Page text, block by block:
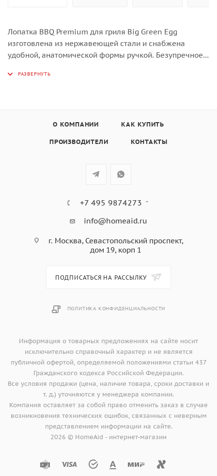
Лопатка BBQ Premium для гриля Big Green Egg
изготовлена из нержавеющей стали и снабжена
удобной, анатомической формы ручкой. Безупречное
повара.
продуктов в «Big Green Egg». Лопатка изготовлена из
О КОМПАНИИ КАК КУПИТЬ
ПРОИЗВОДИТЕЛИ КОНТАКТЫ
+7 495 9874273
info@homeaid.ru
г. Москва, Севастопольский проспект,
дом 19, корп 1
ПОДПИСАТЬСЯ НА РАССЫЛКУ
ПОЛИТИКА КОНФИДЕНЦИАЛЬНОСТИ
Информация о товарных предложениях на сайте носит
исключительно справочный характер и не является
публичной офертой, определяемой положениями статьи 437
Гражданского кодекса Российской Федерации.
Все условия продажи (цена, наличие товара, сроки доставки и
т. д.) уточняются у менеджера компании.
Компания оставляет за собой право отменить заказ в случае
возникновения технических ошибок, связанных с неверным
представлением информации на сайте.
2026 © HomeAid - интернет-магазин